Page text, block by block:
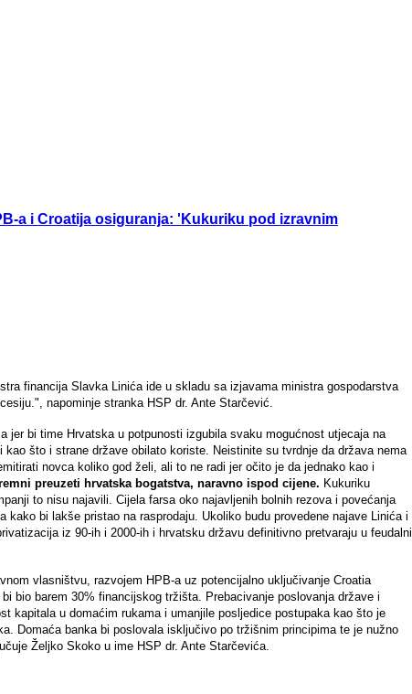
a i Croatija osiguranja: 'Kukuriku pod izravnim
financija Slavka Linića ide u skladu sa izjavama ministra gospodarstva
napominje stranka HSP dr. Ante Starčević.
jer bi time Hrvatska u potpunosti izgubila svaku mogućnost utjecaja na
što i strane države obilato koriste. Neistinite su tvrdnje da država nema
novca koliko god želi, ali to ne radi jer očito je da jednako kao i
preuzeti hrvatska bogatstva, naravno ispod cijene. Kukuriku
to nisu najavili. Cijela farsa oko najavljenih bolnih rezova i povećanja
bi lakše pristao na rasprodaju. Ukoliko budu provedene najave Linića i
iz 90-ih i 2000-ih i hrvatsku državu definitivno pretvaraju u feudalni
vlasništvu, razvojem HPB-a uz potencijalno uključivanje Croatia
bio barem 30% financijskog tržišta. Prebacivanje poslovanja države i
kapitala u domaćim rukama i umanjile posljedice postupaka kao što je
Domaća banka bi poslovala isključivo po tržišnim principima te je nužno
Željko Skoko u ime HSP dr. Ante Starčevića.